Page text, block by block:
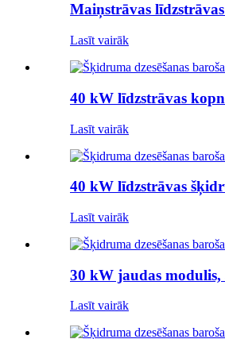
Maiņstrāvas
Lasīt vairāk
40 kW līdzstrāvas
Lasīt vairāk
40 kW līdzstrāvas
Lasīt vairāk
30 kW jaudas modulis,
Lasīt vairāk